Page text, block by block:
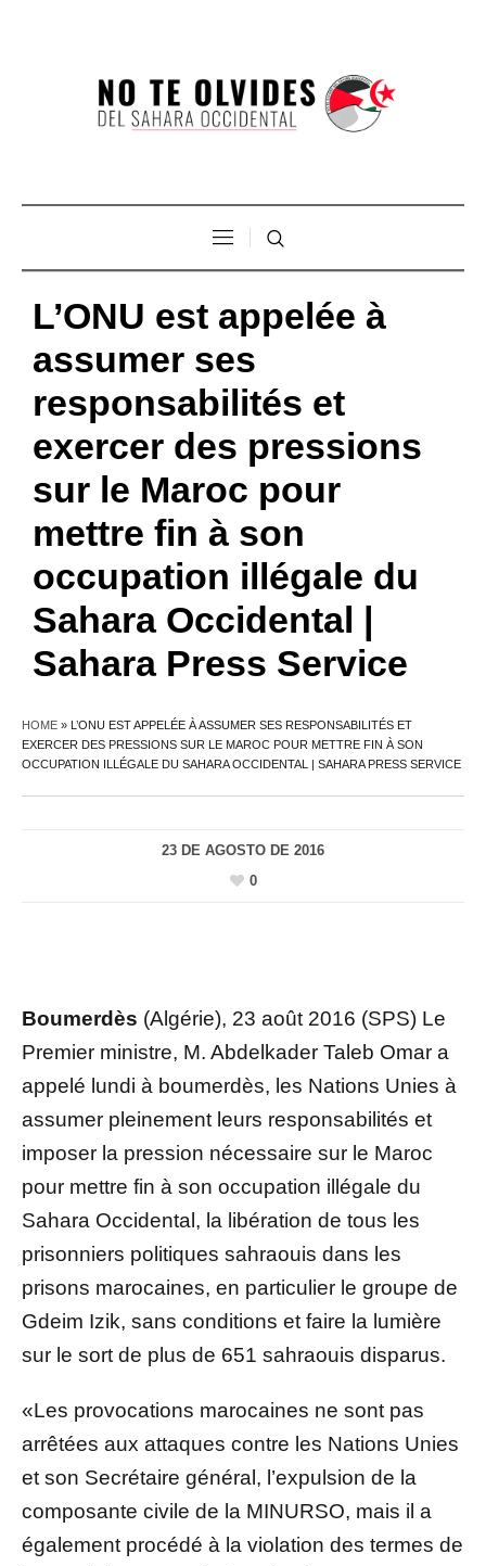
L’ONU est appelée à
assumer ses
responsabilités et
exercer des pressions
sur le Maroc pour
mettre fin à son
occupation illégale du
Sahara Occidental |
Sahara Press Service
HOME » L’ONU EST APPELÉE À ASSUMER SES RESPONSABILITÉS ET
EXERCER DES PRESSIONS SUR LE MAROC POUR METTRE FIN À SON
OCCUPATION ILLÉGALE DU SAHARA OCCIDENTAL | SAHARA PRESS SERVICE
23 DE AGOSTO DE 2016
0
Boumerdès (Algérie), 23 août 2016 (SPS) Le
Premier ministre, M. Abdelkader Taleb Omar a
appelé lundi à boumerdès, les Nations Unies à
assumer pleinement leurs responsabilités et
imposer la pression nécessaire sur le Maroc
pour mettre fin à son occupation illégale du
Sahara Occidental, la libération de tous les
prisonniers politiques sahraouis dans les
prisons marocaines, en particulier le groupe de
Gdeim Izik, sans conditions et faire la lumière
sur le sort de plus de 651 sahraouis disparus.
«Les provocations marocaines ne sont pas
arrêtées aux attaques contre les Nations Unies
et son Secrétaire général, l’expulsion de la
composante civile de la MINURSO, mais il a
également procédé à la violation des termes de